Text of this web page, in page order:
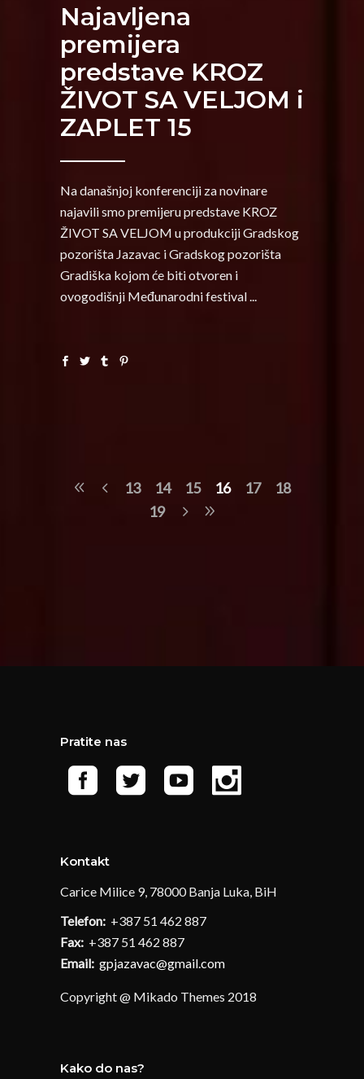
Najavljena
premijera
predstave KROZ
ŽIVOT SA VELJOM i
ZAPLET 15
Na današnjoj konferenciji za novinare
najavili smo premijeru predstave KROZ
ŽIVOT SA VELJOM u produkciji Gradskog
pozorišta Jazavac i Gradskog pozorišta
Gradiška kojom će biti otvoren i
ovogodišnji Međunarodni festival
13 14 15 16 17
18
19
Pratite nas
Kontakt
Carice Milice 9, 78000 Banja Luka, BiH
Telefon: +387 51 462 887
Fax: +387 51 462 887
Email: gpjazavac@gmail.com
Copyright @ Mikado Themes 2018
Kako do nas?